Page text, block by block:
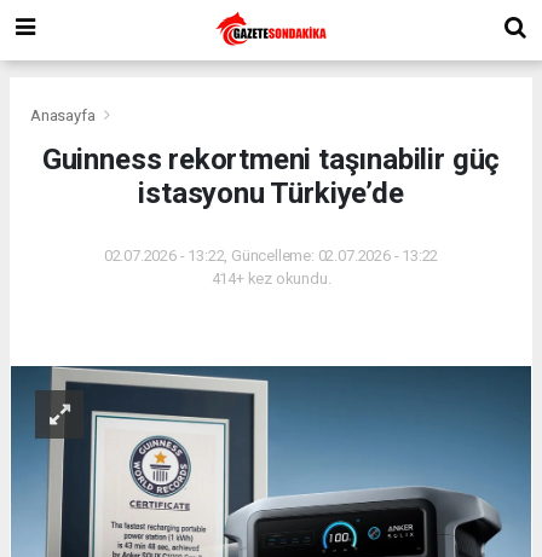
Anasayfa
Guinness rekortmeni taşınabilir güç
istasyonu Türkiye’de
02.07.2026 - 13:22, Güncelleme: 02.07.2026 - 13:22
414+ kez okundu.